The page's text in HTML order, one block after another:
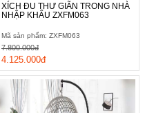
XÍCH ĐU THƯ GIÃN TRONG NHÀ
NHẬP KHẨU ZXFM063
Mã sản phẩm: ZXFM063
4.125.000đ
7.800.000đ